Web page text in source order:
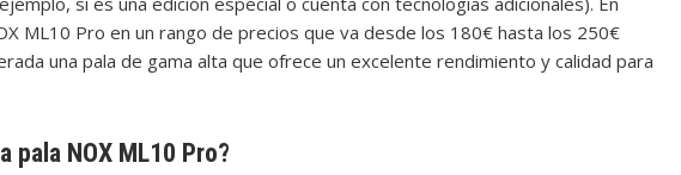
ML10 Pro en un rango de precios que va desde los 180€ hasta los 250€
una pala de gama alta que ofrece un excelente rendimiento y calidad para
pala NOX ML10 Pro?